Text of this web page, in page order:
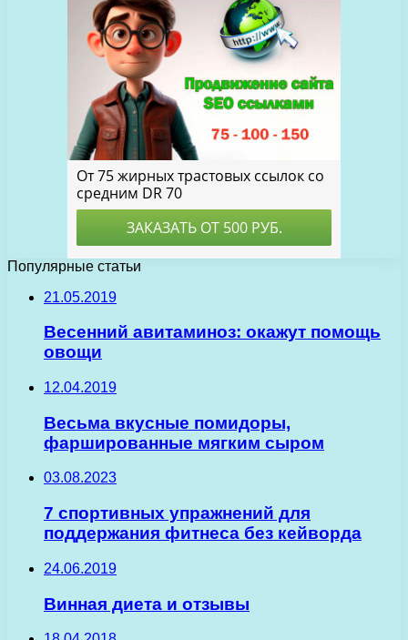
Популярные статьи
21.05.2019
Весенний авитаминоз: окажут помощь
овощи
12.04.2019
Весьма вкусные помидоры,
фаршированные мягким сыром
03.08.2023
7 спортивных упражнений для
поддержания фитнеса без кейворда
24.06.2019
Винная диета и отзывы